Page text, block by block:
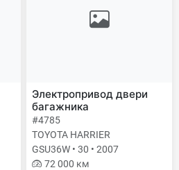
Электропривод двери
багажника
#4785
TOYOTA HARRIER
GSU36W • 30 • 2007
72 000 км